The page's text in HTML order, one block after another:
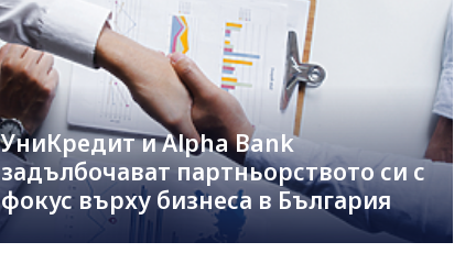
УниКредит и Alpha Bank
задълбочават партньорството си с
фокус върху бизнеса в България